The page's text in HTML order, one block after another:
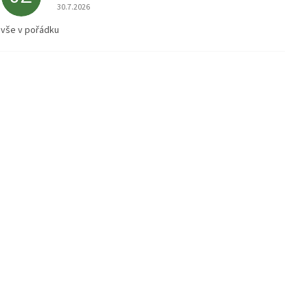
Hodnocení obchodu je 5 z 5 hvězdiček.
30.7.2026
vše v pořádku